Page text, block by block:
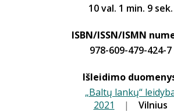
10 val. 1 min. 9 sek.
ISBN/ISSN/ISMN
978-609-479-424-7
Išleidimo
„Baltų lankų“
2021 | Vilnius